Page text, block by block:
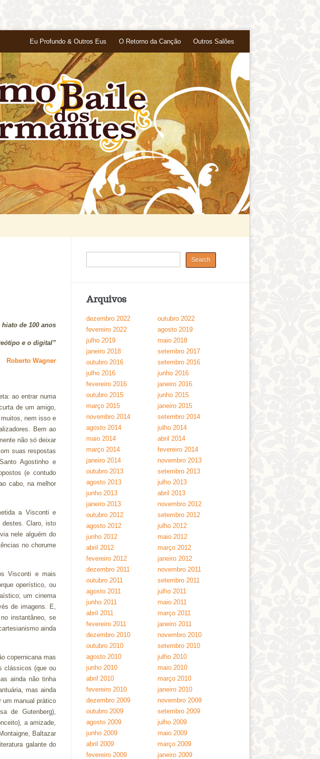
Eu Profundo & Outros Eus O Retorno da Canção Outros Salões
de 100 anos
e o digital”
Roberto Wagner
ao entrar numa
de um amigo,
nem isso e
Bem ao
não só deixar
suas respostas
Agostinho e
(e contudo
cabo, na melhor
a Visconti e
destes. Claro, isto
nele alguém do
no chorume
Visconti e mais
operístico, ou
um cinema
de imagens. E,
instantâneo, se
ainda
copernicana mas
clássicos (que ou
ainda não tinha
mas ainda
um manual prático
de Gutenberg),
a amizade,
Baltazar
galante do
Arquivos
dezembro 2022
outubro 2022
fevereiro 2022
agosto 2019
julho 2019
maio 2018
janeiro 2018
setembro 2017
outubro 2016
setembro 2016
julho 2016
junho 2016
fevereiro 2016
janeiro 2016
outubro 2015
junho 2015
março 2015
janeiro 2015
novembro 2014
setembro 2014
agosto 2014
julho 2014
maio 2014
abril 2014
março 2014
fevereiro 2014
janeiro 2014
novembro 2013
outubro 2013
setembro 2013
agosto 2013
julho 2013
junho 2013
abril 2013
janeiro 2013
novembro 2012
outubro 2012
setembro 2012
agosto 2012
julho 2012
junho 2012
maio 2012
abril 2012
março 2012
fevereiro 2012
janeiro 2012
dezembro 2011
novembro 2011
outubro 2011
setembro 2011
agosto 2011
julho 2011
junho 2011
maio 2011
abril 2011
março 2011
fevereiro 2011
janeiro 2011
dezembro 2010
novembro 2010
outubro 2010
setembro 2010
agosto 2010
julho 2010
junho 2010
maio 2010
abril 2010
março 2010
fevereiro 2010
janeiro 2010
dezembro 2009
novembro 2009
outubro 2009
setembro 2009
agosto 2009
julho 2009
junho 2009
maio 2009
abril 2009
março 2009
fevereiro 2009
janeiro 2009